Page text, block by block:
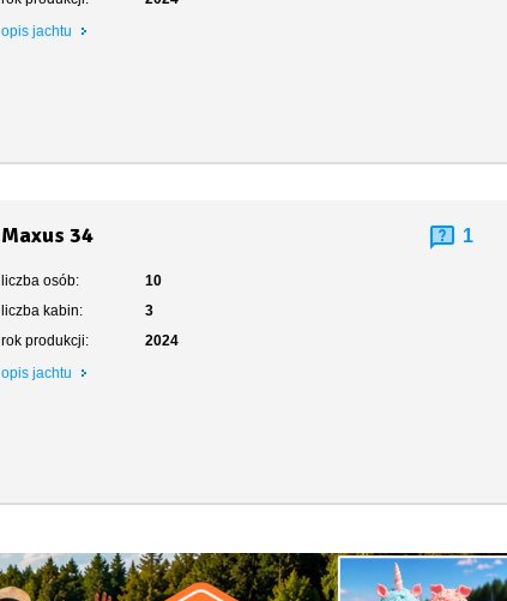
opis jachtu
Maxus 34 1
liczba osób:
10
liczba kabin:
3
rok produkcji:
2024
opis jachtu